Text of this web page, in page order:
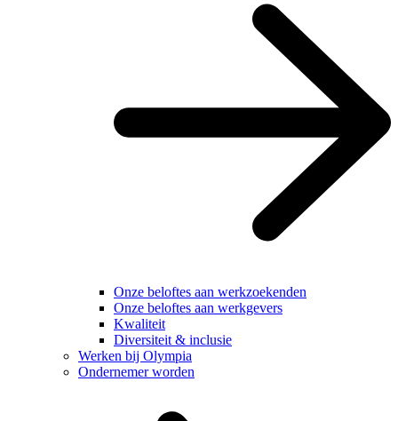
Onze beloftes aan werkzoekenden
Onze beloftes aan werkgevers
Kwaliteit
Diversiteit & inclusie
Werken bij Olympia
Ondernemer worden